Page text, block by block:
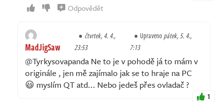
Odpovědět
MadJigSaw
čtvrtek, 4. 4.,
23:53
Upravenopátek, 5. 4.,
7:13
@Tyrkysovapanda Ne to je v pohodě já to mám v
originále , jen mě zajímalo jak se to hraje na PC
😃 myslím QT atd... Nebo jedeš přes ovladač ?
1